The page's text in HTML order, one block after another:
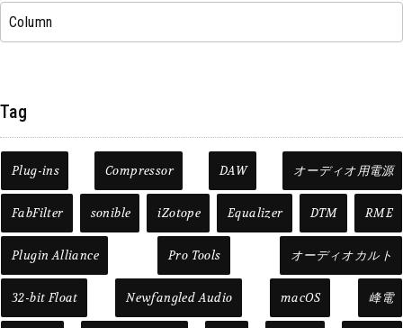
Column
Tag
Plug-ins Compressor DAW オーディオ用電源
FabFilter sonible iZotope Equalizer DTM RME
Plugin Alliance Pro Tools オーディオカルト
32-bit Float Newfangled Audio macOS 峰電